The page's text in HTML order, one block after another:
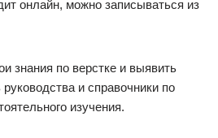
онлайн, можно записываться из
знания по верстке и выявить
и справочники по
изучения.